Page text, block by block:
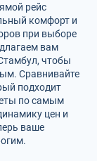
рейс
комфорт и
при выборе
вам
чтобы
Сравнивайте
подходит
по самым
цен и
ваше